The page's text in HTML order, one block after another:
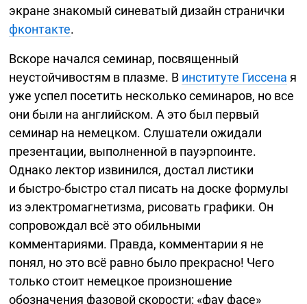
экране знакомый синеватый дизайн странички
фконтакте.
Вскоре начался семинар, посвященный
неустойчивостям в плазме. В институте Гиссена я
уже успел посетить несколько семинаров, но все
они были на английском. А это был первый
семинар на немецком. Слушатели ожидали
презентации, выполненной в пауэрпоинте.
Однако лектор извинился, достал листики
ибыстро-быстростал писать на доске формулы
из электромагнетизма, рисовать графики. Он
сопровождал всё это обильными
комментариями. Правда, комментарии я не
понял, но это всё равно было прекрасно! Чего
только стоит немецкое произношение
обозначения фазовой скорости: «фау фасе»